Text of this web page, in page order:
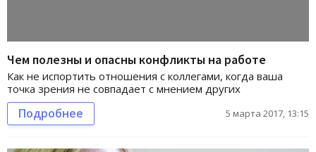
Чем полезны и опасны конфликты на работе
Как не испортить отношения с коллегами, когда ваша
точка зрения не совпадает с мнением других
Подробнее 5 марта 2017, 13:15